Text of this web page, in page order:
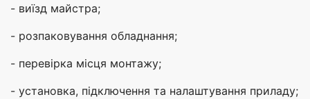
- виїзд майстра;
- розпаковування обладнання;
- перевірка місця монтажу;
- установка, підключення та налаштування приладу;